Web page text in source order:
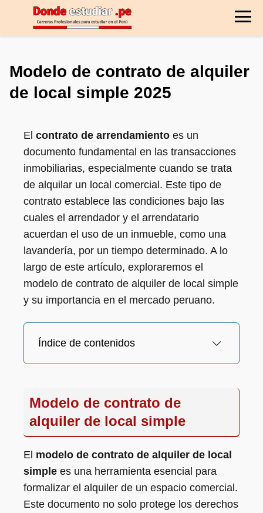
Modelo de contrato de alquiler
de local simple 2025
El contrato de arrendamiento es un
documento fundamental en las transacciones
inmobiliarias, especialmente cuando se trata
de alquilar un local comercial. Este tipo de
contrato establece las condiciones bajo las
cuales el arrendador y el arrendatario
acuerdan el uso de un inmueble, como una
lavandería, por un tiempo determinado. A lo
largo de este artículo, exploraremos el
modelo de contrato de alquiler de local simple
y su importancia en el mercado peruano.
Índice de contenidos
Modelo de contrato de
alquiler de local simple
El modelo de contrato de alquiler de local
simple es una herramienta esencial para
formalizar el alquiler de un espacio comercial.
Este documento no solo protege los derechos